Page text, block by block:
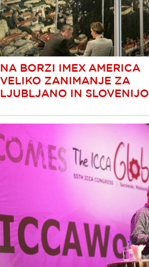
NA BORZI IMEX AMERICA
VELIKO ZANIMANJE ZA
LJUBLJANO IN SLOVENIJO